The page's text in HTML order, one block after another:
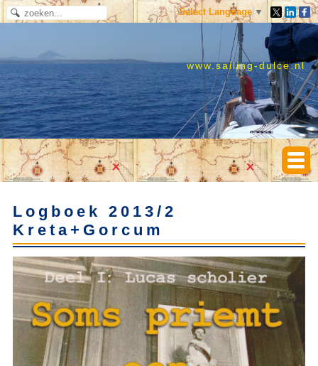
Select Language ▼
www.sailing-dulce.nl
Logboek 2013/2
Kreta+Gorcum